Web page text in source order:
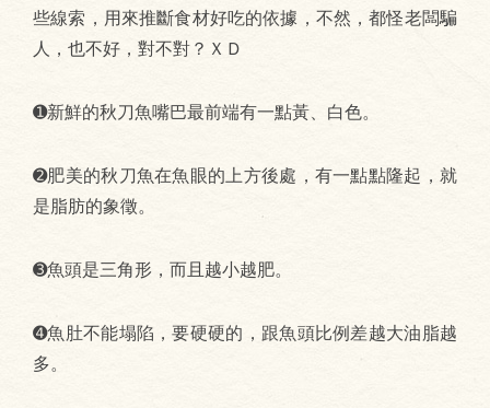
些線索，用來推斷食材好吃的依據，不然，都怪老闆騙
人，也不好，對不對？ＸＤ
➊新鮮的秋刀魚嘴巴最前端有一點黃、白色。
➋肥美的秋刀魚在魚眼的上方後處，有一點點隆起，就
是脂肪的象徵。
➌魚頭是三角形，而且越小越肥。
➍魚肚不能塌陷，要硬硬的，跟魚頭比例差越大油脂越
多。